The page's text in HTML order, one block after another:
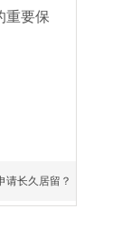
重要保
请长久居留？